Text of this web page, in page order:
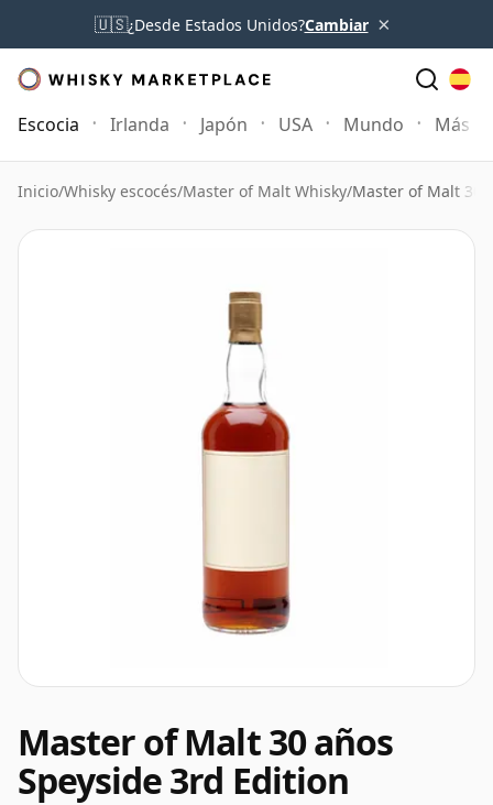
🇺🇸¿Desde Estados Unidos?Cambiar ×
Escocia Irlanda Japón USA Mundo Más
Inicio/Whisky escocés/Master of Malt Whisky/Master of Malt 30
Master of Malt 30 años
Speyside 3rd Edition